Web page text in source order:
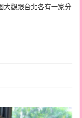
大觀跟台北各有一家分